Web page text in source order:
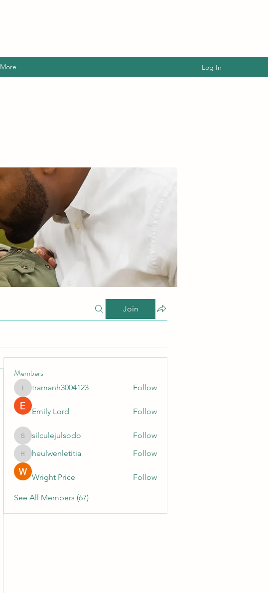
More Log In
Join
Members
tramanh3004123
tramanh3004123 Follow
Emily Lord Follow
silculejulsodo
silculejulsodo Follow
heulwenletitia
heulwenletitia Follow
Wright Price Follow
See All Members (67)